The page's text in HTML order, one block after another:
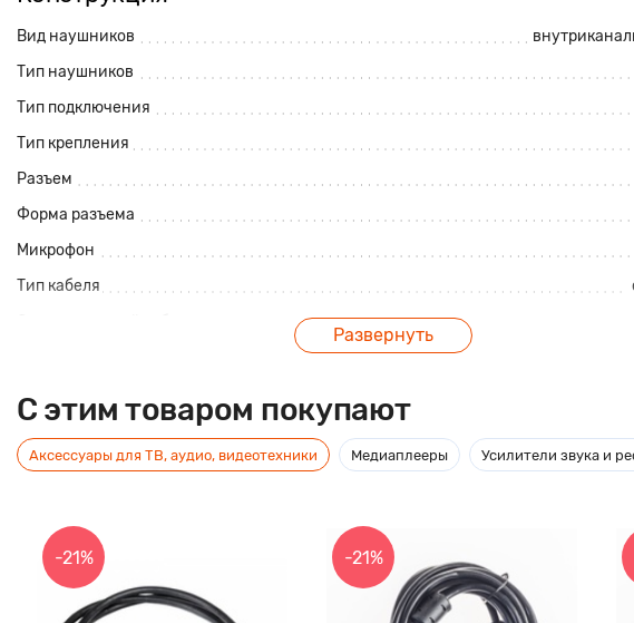
Вид наушников
Тип наушников
Тип подключения
Тип крепления
Разъем
Форма разъема
Микрофон
Тип кабеля
Водонепроницаемые
Импеданс, Ом
Минимум диапазона частоты, Гц
Максимум диапазона частоты, Гц
Развернуть
C этим товаром покупают
Аксессуары для ТВ, аудио, видеотехники Медиаплееры Усилители звука и
-21% -21%